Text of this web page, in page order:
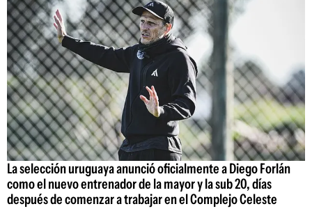
La selección uruguaya anunció oficialmente a Diego Forlán
como el nuevo entrenador de la mayor y la sub 20, días
después de comenzar a trabajar en el Complejo Celeste